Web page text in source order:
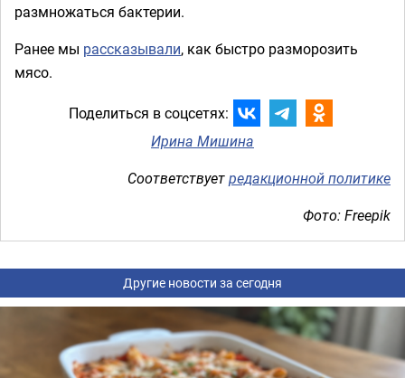
размножаться бактерии.
Ранее мы рассказывали, как быстро разморозить
мясо.
Поделиться в соцсетях:
Ирина Мишина
Соответствуетредакционной политике
Фото: Freepik
Другие новости за сегодня